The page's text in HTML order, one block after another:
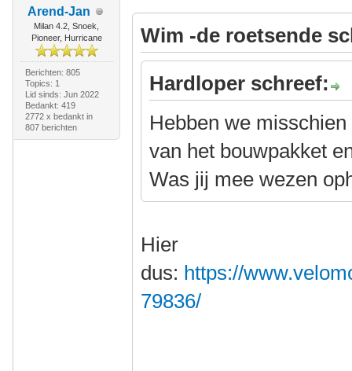
Arend-Jan
Milan 4.2, Snoek,
Pioneer, Hurricane
Berichten: 805
Topics: 1
Lid sinds: Jun 2022
Bedankt: 419
2772 x bedankt in
807 berichten
Wim -de roetsende
Hardloper schreef:
Hebben we
van het bouwpakket
Was jij mee wezen
Hier
dus: https://
79836/